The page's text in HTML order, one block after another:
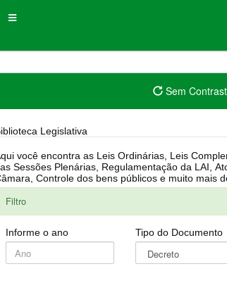
Sem
Legislativa
encontra as Leis Ordinárias, Leis Complementares, Portarias, Decretos, Atas, PPA, LDO, LOA, RREO, Resoluções, RGF, Lei Orgânica, Regimento Interno, Pauta
Regulamentação da LAI, Atos de Julgamento do Governo, Agenda Externa do presidente, Relatório do Controle Interno, Projetos em tramitação na
Câmara, Controle dos bens
Filtro
Informe o ano Tipo do Documento